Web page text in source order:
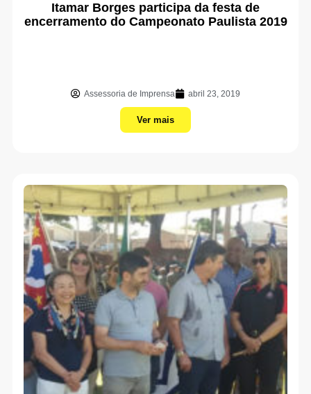
Itamar Borges participa da festa de
encerramento do Campeonato Paulista 2019
Assessoria de Imprensa abril 23, 2019
Ver mais